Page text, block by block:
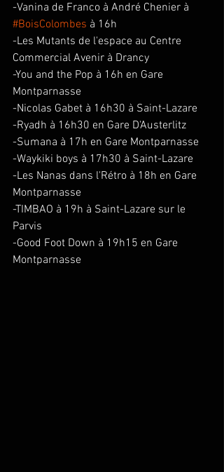
-Vanina de Franco à André Chenier à
#BoisColombes à 16h
-Les Mutants de l'espace au Centre
Commercial Avenir à Drancy
-You and the Pop à 16h en Gare
Montparnasse
-Nicolas Gabet à 16h30 à Saint-Lazare
-Ryadh à 16h30 en Gare D'Austerlitz
-Sumana à 17h en Gare Montparnasse
-Waykiki boys à 17h30 à Saint-Lazare
-Les Nanas dans l'Rétro à 18h en Gare
Montparnasse
-TIMBAO à 19h à Saint-Lazare sur le
Parvis
-Good Foot Down à 19h15 en Gare
Montparnasse